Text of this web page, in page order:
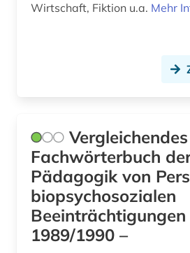
nichtchristliche religion (1)
orgelbauer (1)
orgelkomponist (1)
pharmazie (5)
physik (2)
polen (1)
politologie (1)
Wirtschaft, Fiktion u.a. Mehr
Vergleichendes
Fachwörterbuch
Pädagogik von
biopsychosozialen
Beeinträchtigungen
1989/1990 –